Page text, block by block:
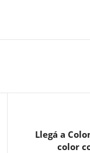
Llegá a
color